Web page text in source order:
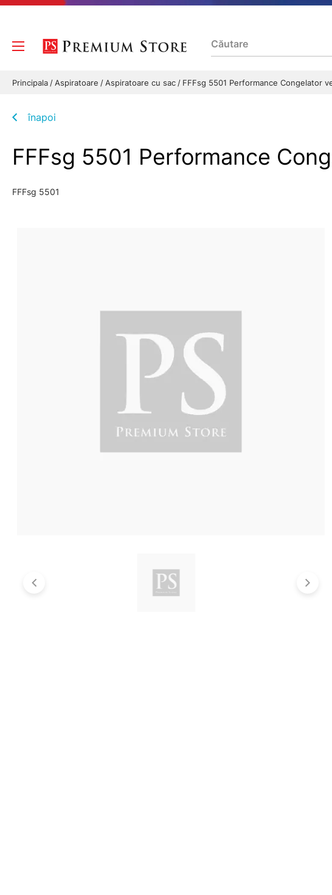
Principala Aspiratoare Aspiratoare cu sac FFFsg 5501 Performance Congelator
înapoi
FFFsg 5501 Performance
FFFsg 5501